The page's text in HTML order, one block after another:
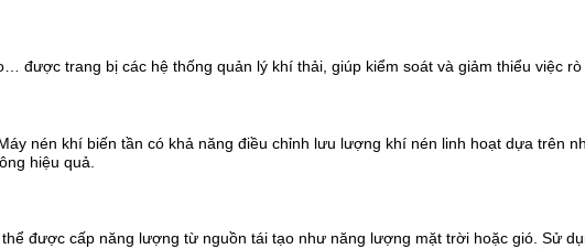
được trang bị các hệ thống quản lý khí thải, giúp kiểm soát và giảm thiểu việc
nén khí biến tần có khả năng điều chỉnh lưu lượng khí nén linh hoạt dựa trên
hiệu quả.
được cấp năng lượng từ nguồn tái tạo như năng lượng mặt trời hoặc gió. Sử